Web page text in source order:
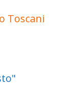
Toscani